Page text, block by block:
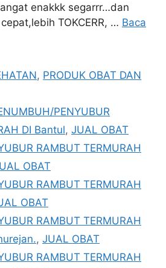
enakkk segarrr…dan
TOKCERR, … Baca
, PRODUK OBAT DAN
PENYUBUR
DI Bantul, JUAL OBAT
RAMBUT TERMURAH
OBAT
RAMBUT TERMURAH
OBAT
RAMBUT TERMURAH
, JUAL OBAT
RAMBUT TERMURAH